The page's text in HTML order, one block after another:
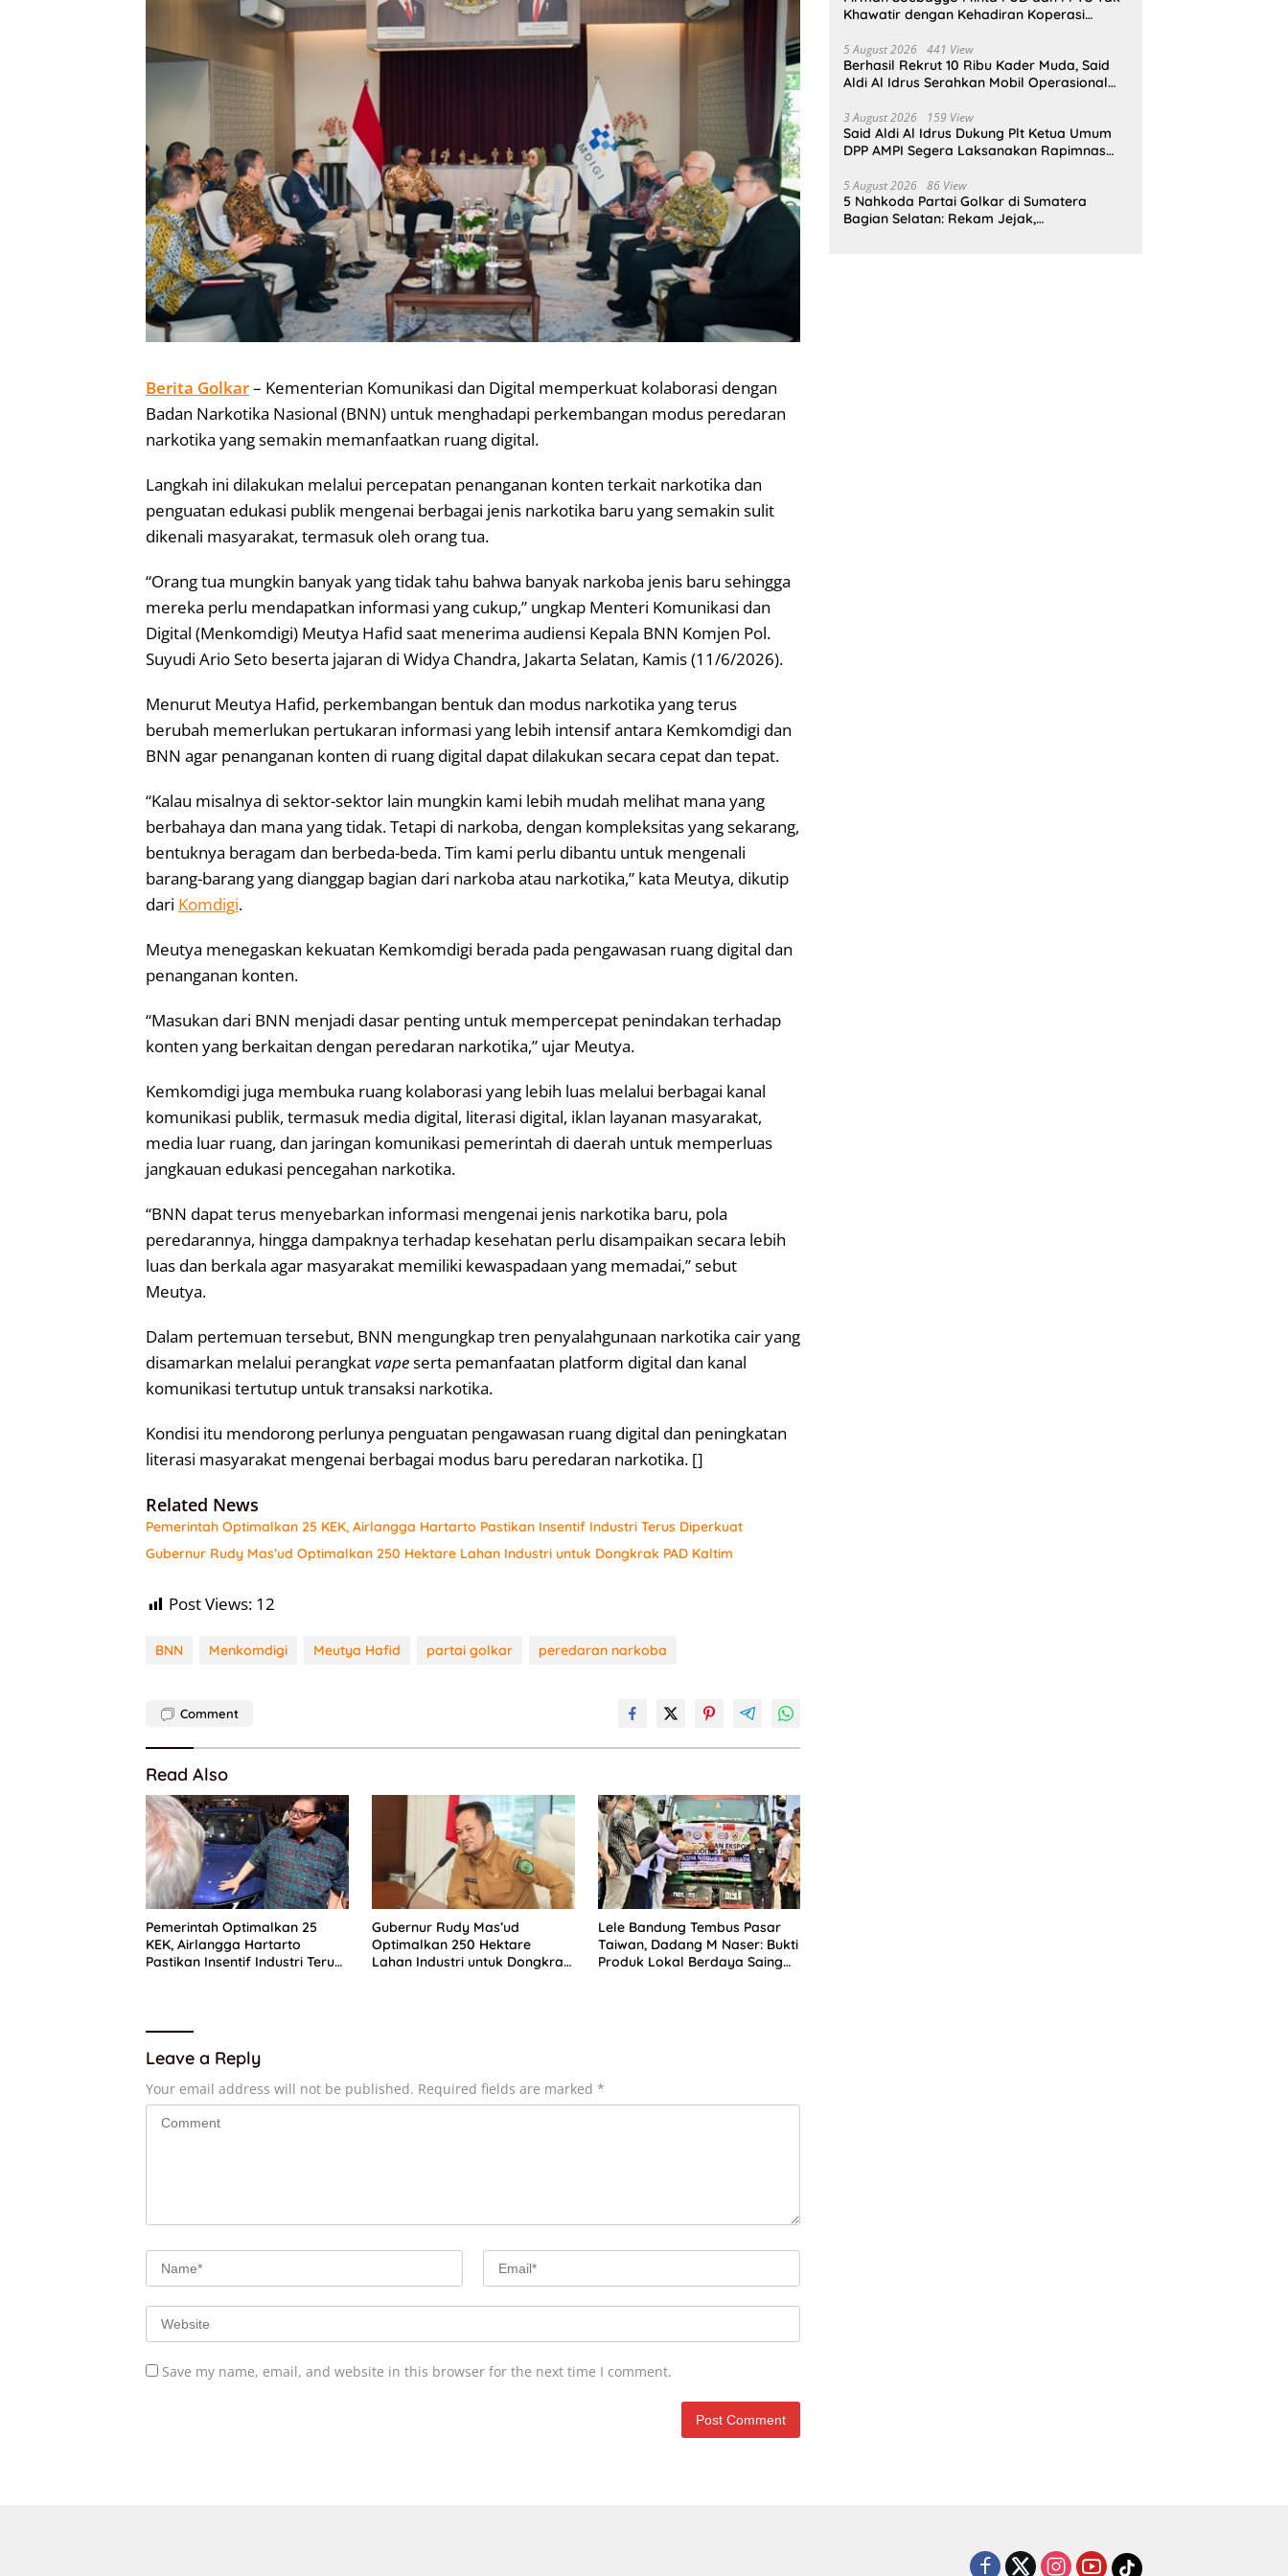
Berita Golkar– Kementerian Komunikasi dan Digital memperkuat kolaborasi dengan
Badan Narkotika Nasional (BNN) untuk menghadapi perkembangan modus peredaran
narkotika yang semakin memanfaatkan ruang digital.
Langkah ini dilakukan melalui percepatan penanganan konten terkait narkotika dan
penguatan edukasi publik mengenai berbagai jenis narkotika baru yang semakin sulit
dikenali masyarakat, termasuk oleh orang tua.
“Orang tua mungkin banyak yang tidak tahu bahwa banyak narkoba jenis baru sehingga
mereka perlu mendapatkan informasi yang cukup,” ungkap Menteri Komunikasi dan
Digital (Menkomdigi) Meutya Hafid saat menerima audiensi Kepala BNN Komjen Pol.
Suyudi Ario Seto beserta jajaran di Widya Chandra, Jakarta Selatan, Kamis (11/6/2026).
Menurut Meutya Hafid, perkembangan bentuk dan modus narkotika yang terus
berubah memerlukan pertukaran informasi yang lebih intensif antara Kemkomdigi dan
BNN agar penanganan konten di ruang digital dapat dilakukan secara cepat dan tepat.
“Kalau misalnya di sektor-sektor lain mungkin kami lebih mudah melihat mana yang
berbahaya dan mana yang tidak. Tetapi di narkoba, dengan kompleksitas yang sekarang,
bentuknya beragam dan berbeda-beda. Tim kami perlu dibantu untuk mengenali
barang-barang yang dianggap bagian dari narkoba atau narkotika,” kata Meutya, dikutip
dari Komdigi.
Meutya menegaskan kekuatan Kemkomdigi berada pada pengawasan ruang digital dan
penanganan konten.
“Masukan dari BNN menjadi dasar penting untuk mempercepat penindakan terhadap
konten yang berkaitan dengan peredaran narkotika,” ujar Meutya.
Kemkomdigi juga membuka ruang kolaborasi yang lebih luas melalui berbagai kanal
komunikasi publik, termasuk media digital, literasi digital, iklan layanan masyarakat,
media luar ruang, dan jaringan komunikasi pemerintah di daerah untuk memperluas
jangkauan edukasi pencegahan narkotika.
“BNN dapat terus menyebarkan informasi mengenai jenis narkotika baru, pola
peredarannya, hingga dampaknya terhadap kesehatan perlu disampaikan secara lebih
luas dan berkala agar masyarakat memiliki kewaspadaan yang memadai,” sebut
Meutya.
Dalam pertemuan tersebut, BNN mengungkap tren penyalahgunaan narkotika cair yang
disamarkan melalui perangkatvapeserta pemanfaatan platform digital dan kanal
komunikasi tertutup untuk transaksi narkotika.
Kondisi itu mendorong perlunya penguatan pengawasan ruang digital dan peningkatan
literasi masyarakat mengenai berbagai modus baru peredaran narkotika. []
Related News
Pemerintah Optimalkan 25 KEK, Airlangga Hartarto Pastikan Insentif Industri Terus Diperkuat
Gubernur Rudy Mas’ud Optimalkan 250 Hektare Lahan Industri untuk Dongkrak PAD Kaltim
Post Views: 12
BNN Menkomdigi Meutya Hafid partai golkar peredaran narkoba
Comment
Read Also
Pemerintah Optimalkan 25
KEK, Airlangga Hartarto
Pastikan Insentif Industri Terus
Gubernur Rudy Mas’ud
Optimalkan 250 Hektare
Lahan Industri untuk Dongkrak
Lele Bandung Tembus Pasar
Taiwan, Dadang M Naser: Bukti
Produk Lokal Berdaya Saing
Leave a Reply
Your email address will not be published. Required fields are marked *
Save my name, email, and website in this browser for the next time I comment.
Khawatir dengan Kehadiran Koperasi
5 August 2026 441 View
Berhasil Rekrut 10 Ribu Kader Muda, Said
Aldi Al Idrus Serahkan Mobil Operasional
3 August 2026 159 View
Said Aldi Al Idrus Dukung Plt Ketua Umum
DPP AMPI Segera Laksanakan Rapimnas
5 August 2026 86 View
5 Nahkoda Partai Golkar di Sumatera
Bagian Selatan: Rekam Jejak,